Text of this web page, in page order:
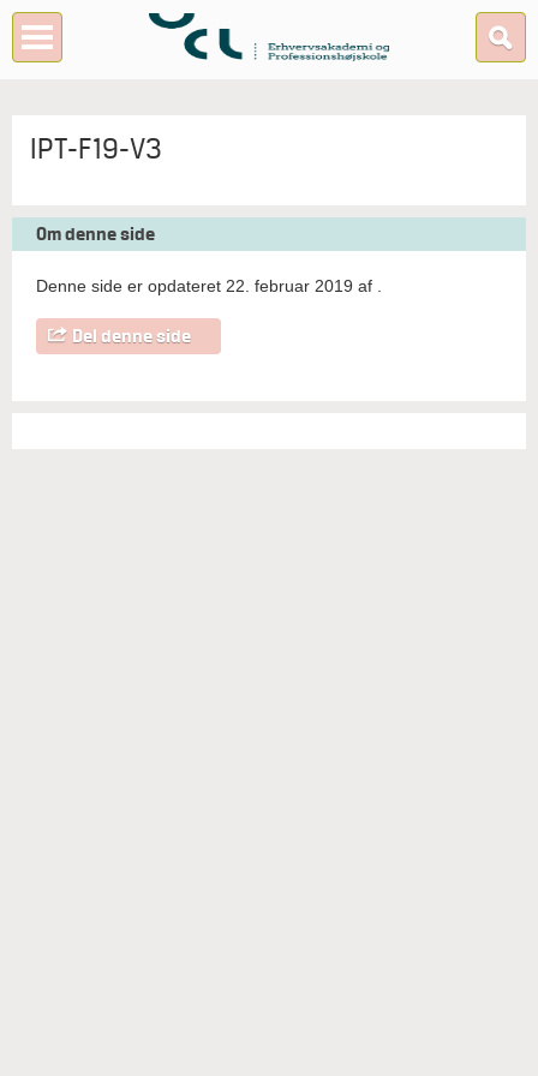
IPT-F19-V3
Om denne side
Denne side er opdateret 22. februar 2019 af
Del denne side